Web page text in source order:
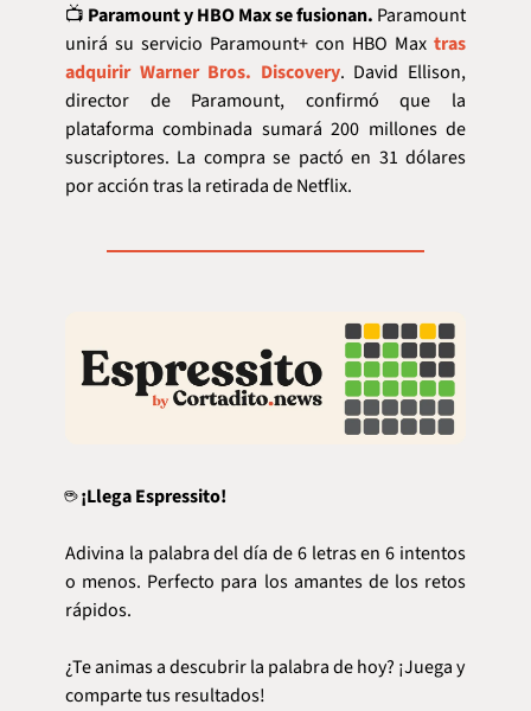
📺 Paramount y HBO Max se fusionan. Paramount
unirá su servicio Paramount+ con HBO Max tras
adquirir Warner Bros. Discovery. David Ellison,
director de Paramount, confirmó que la
plataforma combinada sumará 200 millones de
suscriptores. La compra se pactó en 31 dólares
por acción tras la retirada de Netflix.
☕ ¡Llega Espressito!
Adivina la palabra del día de 6 letras en 6 intentos
o menos. Perfecto para los amantes de los retos
rápidos.
¿Te animas a descubrir la palabra de hoy? ¡Juega y
comparte tus resultados!